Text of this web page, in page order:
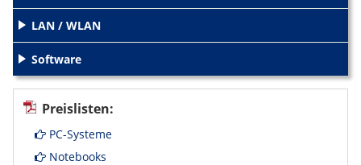
LAN / WLAN
+Software
Preislisten:
PC-Systeme
Notebooks